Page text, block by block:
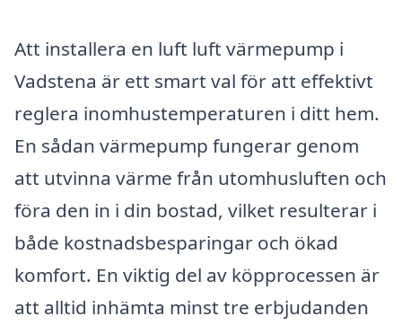
Att installera en luft luft värmepump i
Vadstena är ett smart val för att effektivt
reglera inomhustemperaturen i ditt hem.
En sådan värmepump fungerar genom
att utvinna värme från utomhusluften och
föra den in i din bostad, vilket resulterar i
både kostnadsbesparingar och ökad
komfort. En viktig del av köpprocessen är
att alltid inhämta minst tre erbjudanden